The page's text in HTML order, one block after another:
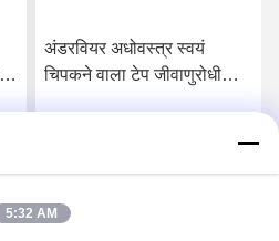
अंडरवियर अधोवस्त्र स्वयं
चिपकने वाला टेप जीवाणुरोधी
5:32 AM